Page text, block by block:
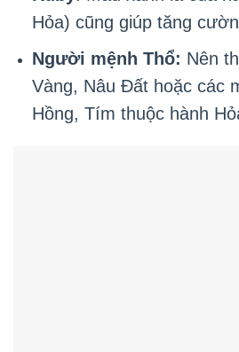
Hỏa) cũng giúp tăng
Người mệnh Thổ: Nên
Vàng, Nâu Đất hoặc các
Hồng, Tím thuộc hành